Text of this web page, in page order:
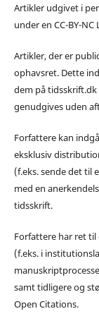
Artikler udgivet i
under en CC-BY-NC
Artikler, der er
ophavsret. Dette
dem på
genudgives uden
Forfattere kan
eksklusiv
(f.eks. sende det til
med en
tidsskrift.
Forfattere har ret
(f.eks. i
samt tidligere og
Open Citations.